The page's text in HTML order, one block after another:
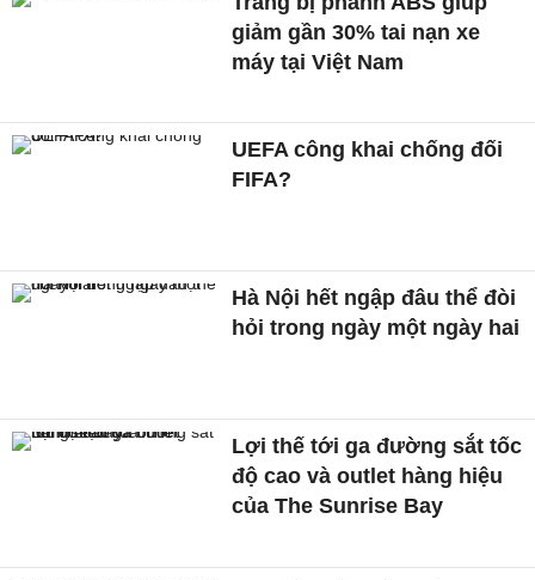
giảm gần 30% tai nạn xe
máy tại Việt Nam
UEFA công khai chống đối
FIFA?
Hà Nội hết ngập đâu thể đòi
hỏi trong ngày một ngày hai
Lợi thế tới ga đường sắt tốc
độ cao và outlet hàng hiệu
của The Sunrise Bay